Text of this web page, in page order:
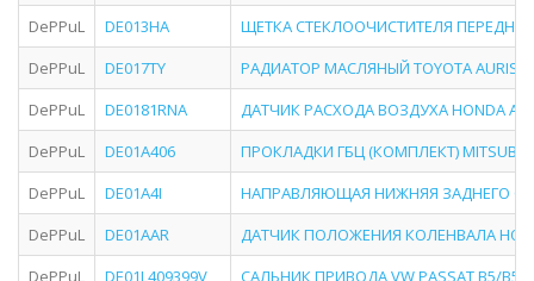
DePPuL
DE013HA
ЩЕТКА СТЕКЛООЧИСТИТЕЛЯ
DePPuL
DE017TY
РАДИАТОР МАСЛЯНЫЙ TOYOTA AURIS/
DePPuL
DE0181RNA
ДАТЧИК РАСХОДА ВОЗДУХА HONDA
DePPuL
DE01A406
ПРОКЛАДКИ ГБЦ (КОМПЛЕКТ)
DePPuL
DE01A4I
НАПРАВЛЯЮЩАЯ НИЖНЯЯ ЗАДНЕГО
DePPuL
DE01AAR
ДАТЧИК ПОЛОЖЕНИЯ КОЛЕНВАЛА HONDA